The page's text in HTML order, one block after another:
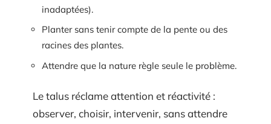
inadaptées).
Planter sans tenir compte de la pente ou des
racines des plantes.
Attendre que la nature règle seule le problème.
Le talus réclame attention et réactivité :
observer, choisir, intervenir, sans attendre